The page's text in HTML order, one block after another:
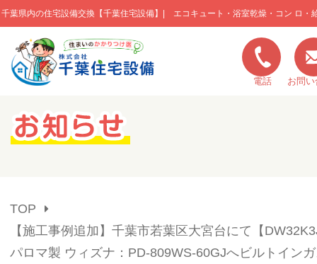
千葉県内の住宅設備交換【千葉住宅設備】| エコキュート・浴室乾燥・コン ロ・
このページの本文へ移動
電話 お問
キャンペーン一覧
TOP
【施工事例追加】千葉市若葉区大宮台にて【
パロマ製 ウィズナ：PD-809WS-60GJへビルトイン